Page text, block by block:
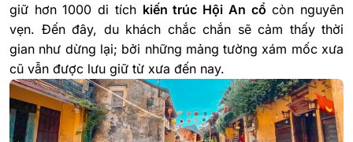
giữ hơn 1000 di tích kiến trúc Hội An cổ còn nguyên
vẹn. Đến đây, du khách chắc chắn sẽ cảm thấy thời
gian như dừng lại; bởi những mảng tường xám mốc xưa
cũ vẫn được lưu giữ từ xưa đến nay.